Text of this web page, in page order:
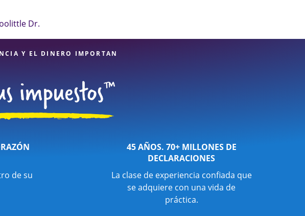
de Jackson Hewitt en 13900
de impuestos, atención al
de que sus impuestos están en manos
Dr.
Y EL DINERO IMPORTAN
de su
45 AÑOS. 70+ MILLONES DE
DECLARACIONES
La clase de experiencia confiada que
se adquiere con una vida de
práctica.